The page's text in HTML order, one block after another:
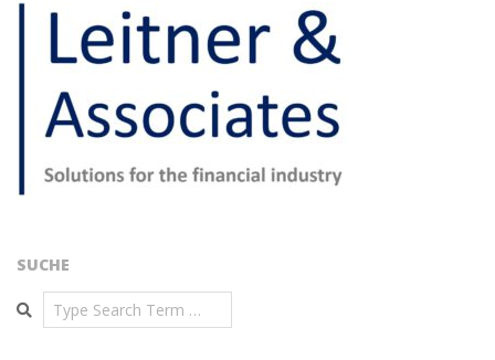
SUCHE
Search